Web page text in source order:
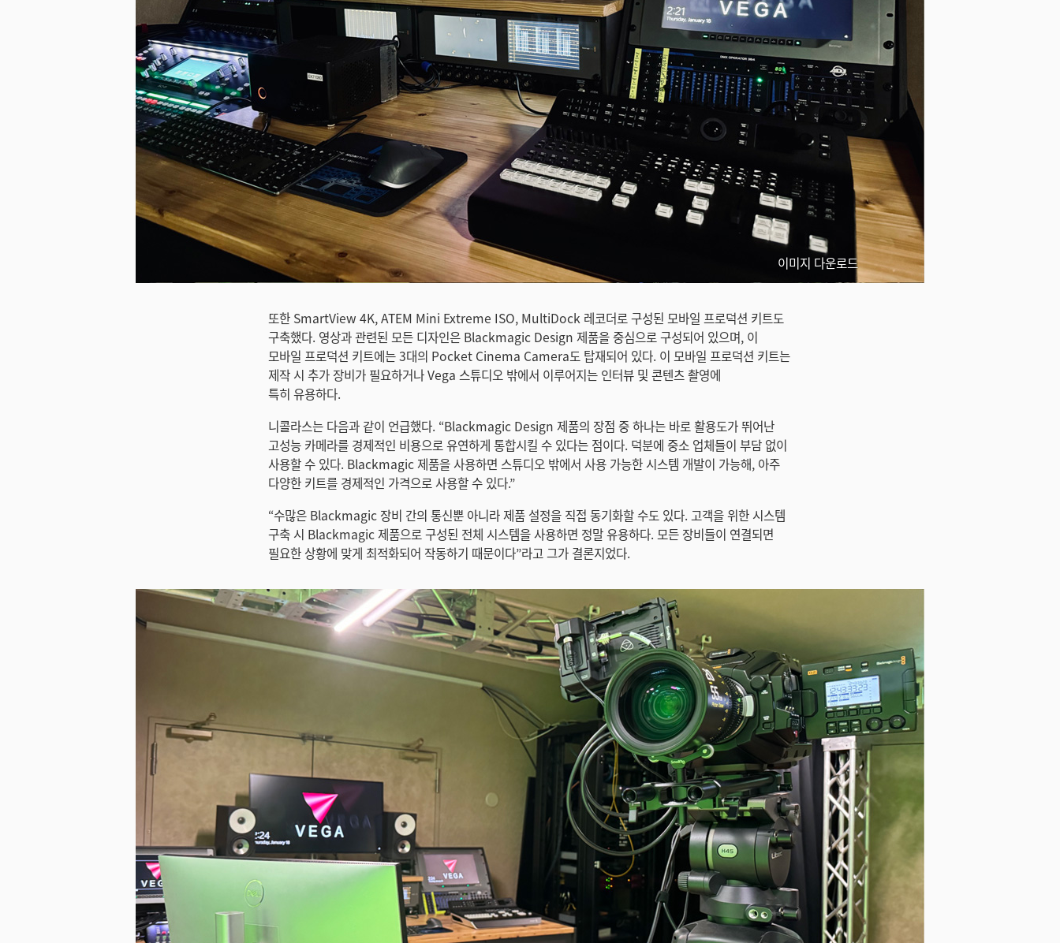
이미지 다운로드
또한 SmartView 4K, ATEM Mini Extreme ISO, MultiDock 레코더로 구성된 모바일 프로덕션 키트도
구축했다. 영상과 관련된 모든 디자인은 Blackmagic Design 제품을 중심으로 구성되어 있으며, 이
모바일 프로덕션 키트에는 3대의 Pocket Cinema Camera도 탑재되어 있다. 이 모바일 프로덕션 키트는
제작 시 추가 장비가 필요하거나 Vega 스튜디오 밖에서 이루어지는 인터뷰 및 콘텐츠 촬영에
특히 유용하다.
니콜라스는 다음과 같이 언급했다. “Blackmagic Design 제품의 장점 중 하나는 바로 활용도가 뛰어난
고성능 카메라를 경제적인 비용으로 유연하게 통합시킬 수 있다는 점이다. 덕분에 중소 업체들이 부담 없이
사용할 수 있다. Blackmagic 제품을 사용하면 스튜디오 밖에서 사용 가능한 시스템 개발이 가능해, 아주
다양한 키트를 경제적인 가격으로 사용할 수 있다.”
“수많은 Blackmagic 장비 간의 통신뿐 아니라 제품 설정을 직접 동기화할 수도 있다. 고객을 위한 시스템
구축 시 Blackmagic 제품으로 구성된 전체 시스템을 사용하면 정말 유용하다. 모든 장비들이 연결되면
필요한 상황에 맞게 최적화되어 작동하기 때문이다”라고 그가 결론지었다.